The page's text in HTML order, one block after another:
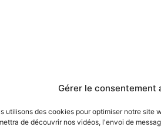
Gérer le consentement
utilisons des cookies pour optimiser notre site
de découvrir nos vidéos, l'envoi de